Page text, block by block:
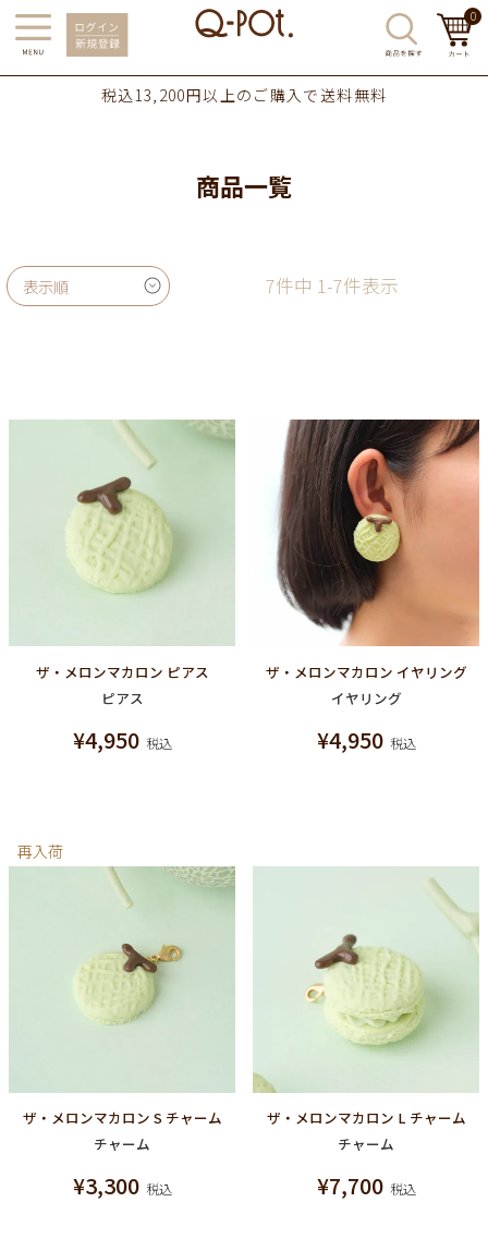
0
税込13,200円以上のご購入で送料無料
商品一覧
表示順 7件中 1 -7件表示
ザ・メロンマカロン ピアス
ピアス
¥4,950 税込
ザ・メロンマカロン イヤリング
イヤリング
¥4,950 税込
再入荷
ザ・メロンマカロン S チャーム
チャーム
¥3,300 税込
ザ・メロンマカロン L チャーム
チャーム
¥7,700 税込